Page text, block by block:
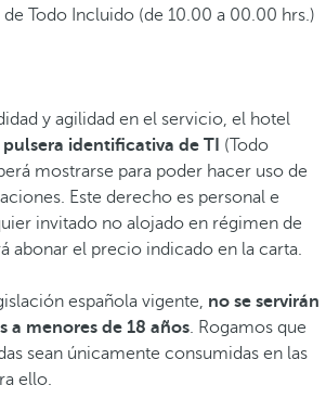
Todo Incluido (de 10.00 a 00.00 hrs.)
y agilidad en el servicio, el hotel
pulsera identificativa de TI (Todo
mostrarse para poder hacer uso de
Este derecho es personal e
invitado no alojado en régimen de
abonar el precio indicado en la carta.
española vigente, no se servirán
a menores de 18 años. Rogamos que
sean únicamente consumidas en las
ello.